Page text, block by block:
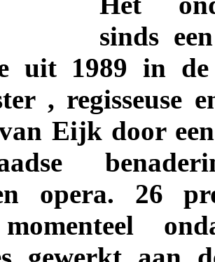
sinds
uit 1989 in
, regisseuse
Eijk door
opera. 26